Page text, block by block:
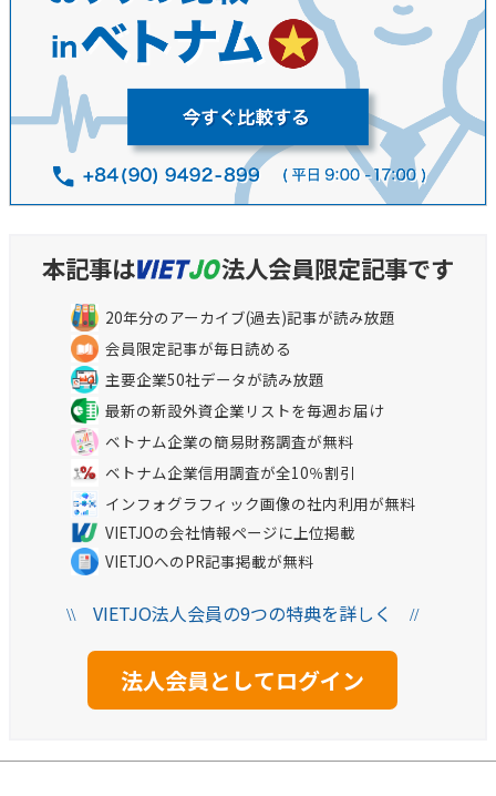
本記事は 法人会員限定記事です
20年分のアーカイブ(過去)記事が読み放題
会員限定記事が毎日読める
主要企業50社データが読み放題
最新の新設外資企業リストを毎週お届け
ベトナム企業の簡易財務調査が無料
ベトナム企業信用調査が全10％割引
インフォグラフィック画像の社内利用が無料
VIETJOの会社情報ページに上位掲載
VIETJOへのPR記事掲載が無料
\\VIETJO法人会員の9つの特典を詳しく //